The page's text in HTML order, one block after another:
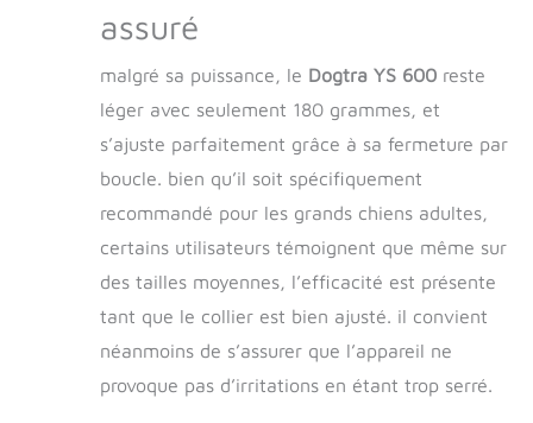
assuré
malgré sa puissance, le Dogtra YS 600 reste
léger avec seulement 180 grammes, et
s’ajuste parfaitement grâce à sa fermeture par
boucle. bien qu’il soit spécifiquement
recommandé pour les grands chiens adultes,
certains utilisateurs témoignent que même sur
des tailles moyennes, l’efficacité est présente
tant que le collier est bien ajusté. il convient
néanmoins de s’assurer que l’appareil ne
provoque pas d’irritations en étant trop serré.